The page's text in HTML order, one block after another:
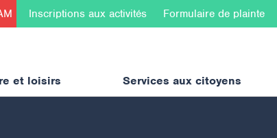
et loisirs Services aux citoyens
Inscriptions aux activités Formulaire de plainte